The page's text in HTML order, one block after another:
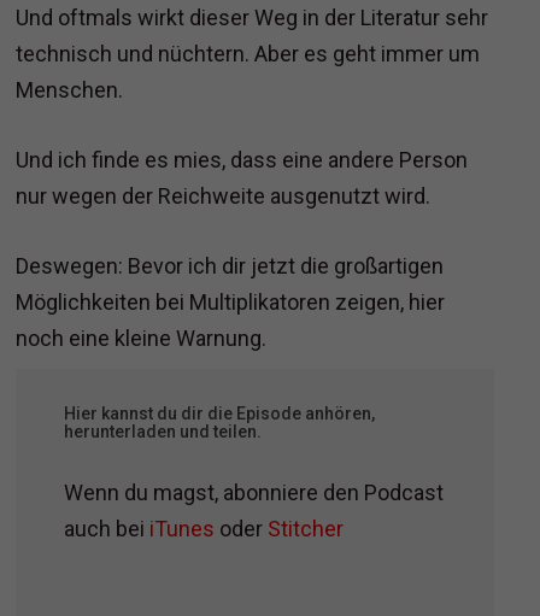
Und oftmals wirkt dieser Weg in der Literatur sehr
technisch und nüchtern. Aber es geht immer um
Menschen.
Und ich finde es mies, dass eine andere Person
nur wegen der Reichweite ausgenutzt wird.
Deswegen: Bevor ich dir jetzt die großartigen
Möglichkeiten bei Multiplikatoren zeigen, hier
noch eine kleine Warnung.
Hier kannst du dir die Episode anhören,
herunterladen und teilen.
Wenn du magst, abonniere den Podcast
auch bei iTunes oder Stitcher